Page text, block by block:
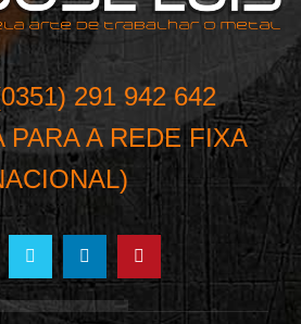
291 942 642
PARA A REDE FIXA